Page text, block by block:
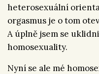
heterosexuální
orgasmus je o tom
A úplně jsem se
homosexuality.
Nyní se ale mé